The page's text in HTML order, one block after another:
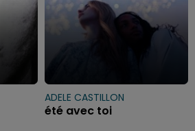
ADELE CASTILLON
été avec toi